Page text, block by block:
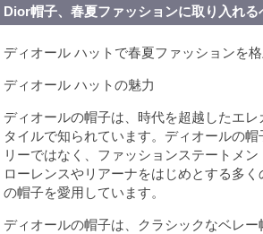
Dior帽子、春夏ファッションに取り入れる
ディオール ハットで春夏ファッションを
ディオール ハットの魅力
ディオールの帽子は、時代を超越したエ
タイルで知られています。ディオールの
リーではなく、ファッションステートメ
ローレンスやリアーナをはじめとする多
の帽子を愛用しています。
ディオールの帽子は、クラシックなベレ